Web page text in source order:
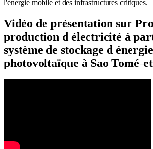
l'énergie mobile et des infrastructures critiques.
Vidéo de présentation sur
production d électricité à
système de stockage d énergie
photovoltaïque à Sao Tomé-